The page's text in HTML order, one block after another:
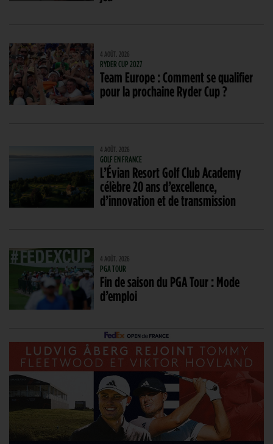
4 AOÛT. 2026
RYDER CUP 2027
Team Europe : Comment se qualifier
pour la prochaine Ryder Cup ?
4 AOÛT. 2026
GOLF EN FRANCE
L’Évian Resort Golf Club Academy
célèbre 20 ans d’excellence,
d’innovation et de transmission
4 AOÛT. 2026
PGA TOUR
Fin de saison du PGA Tour : Mode
d’emploi